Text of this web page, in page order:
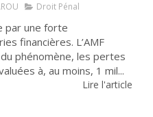
Droit Pénal
par une forte
financières. L’AMF
phénomène, les pertes
à, au moins, 1 mil...
Lire l'article